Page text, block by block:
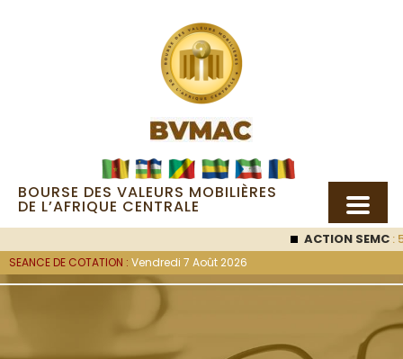
BOURSE DES VALEURS MOBILIÈRES
DE L’AFRIQUE CENTRALE
ACTION SEMC:
SEANCE DE COTATION : Vendredi 7 Août 2026